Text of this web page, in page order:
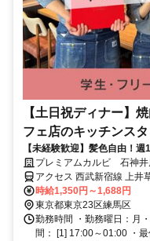
【土日祝ディナー】
フェ店のキッチンス
【未経験歓迎】髪色自由！
務できる方お待ちしておりま
プレミアムカルビ 石神井
アクセス 西武新宿線 上井
井荻北口徒歩約10分、西
バイク通勤OK
時給1,350円～1,688円
東京都東京23区練馬区
勤務時間 ・勤務曜日：月
間： [1] 17:00～01:00 ・